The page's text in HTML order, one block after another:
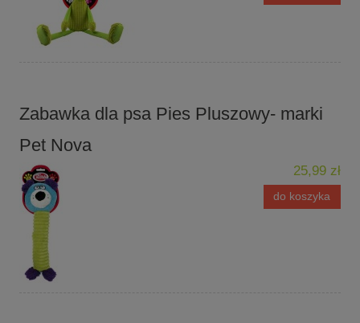
Zabawka dla psa Pies Pluszowy- marki
Pet Nova
25,99 zł
do koszyka